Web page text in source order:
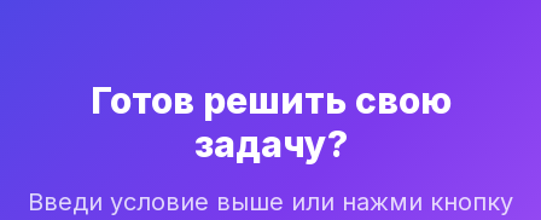
Готов решить свою
задачу?
Введи условие выше или нажми кнопку